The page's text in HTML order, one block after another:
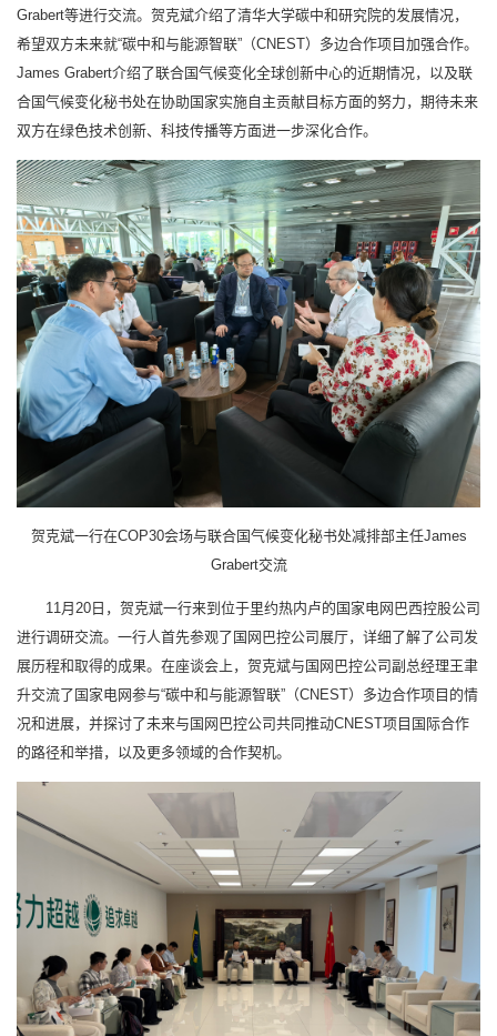
Grabert等进行交流。贺克斌介绍了清华大学碳中和研究院的发展情况，
希望双方未来就“碳中和与能源智联”（CNEST）多边合作项目加强合作。
James Grabert介绍了联合国气候变化全球创新中心的近期情况，以及联
合国气候变化秘书处在协助国家实施自主贡献目标方面的努力，期待未来
双方在绿色技术创新、科技传播等方面进一步深化合作。
贺克斌一行在COP30会场与联合国气候变化秘书处减排部主任James
Grabert交流
11月20日，贺克斌一行来到位于里约热内卢的国家电网巴西控股公司
进行调研交流。一行人首先参观了国网巴控公司展厅，详细了解了公司发
展历程和取得的成果。在座谈会上，贺克斌与国网巴控公司副总经理王聿
升交流了国家电网参与“碳中和与能源智联”（CNEST）多边合作项目的情
况和进展，并探讨了未来与国网巴控公司共同推动CNEST项目国际合作
的路径和举措，以及更多领域的合作契机。